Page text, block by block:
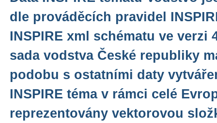
dle prováděcích pravidel
INSPIRE xml schématu ve verzi
sada vodstva České republiky
podobu s ostatními daty
INSPIRE téma v rámci celé
reprezentovány vektorovou